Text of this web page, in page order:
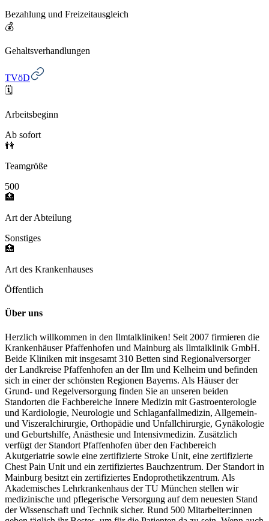
Bezahlung und Freizeitausgleich
💰
Gehaltsverhandlungen
TVöD
🗓️
Arbeitsbeginn
Ab sofort
👫
Teamgröße
500
🏥
Art der Abteilung
Sonstiges
🏥
Art des Krankenhauses
Öffentlich
Über uns
Herzlich willkommen in den Ilmtalkliniken! Seit 2007 firmieren die
Krankenhäuser Pfaffenhofen und Mainburg als Ilmtalklinik GmbH.
Beide Kliniken mit insgesamt 310 Betten sind Regionalversorger
der Landkreise Pfaffenhofen an der Ilm und Kelheim und befinden
sich in einer der schönsten Regionen Bayerns. Als Häuser der
Grund- und Regelversorgung finden Sie an unseren beiden
Standorten die Fachbereiche Innere Medizin mit Gastroenterologie
und Kardiologie, Neurologie und Schlaganfallmedizin, Allgemein-
und Viszeralchirurgie, Orthopädie und Unfallchirurgie, Gynäkologie
und Geburtshilfe, Anästhesie und Intensivmedizin. Zusätzlich
verfügt der Standort Pfaffenhofen über den Fachbereich
Akutgeriatrie sowie eine zertifizierte Stroke Unit, eine zertifizierte
Chest Pain Unit und ein zertifiziertes Bauchzentrum. Der Standort in
Mainburg besitzt ein zertifiziertes Endoprothetikzentrum. Als
Akademisches Lehrkrankenhaus der TU München stellen wir
medizinische und pflegerische Versorgung auf dem neuesten Stand
der Wissenschaft und Technik sicher. Rund 500 Mitarbeiter:innen